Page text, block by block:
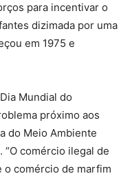
para incentivar o
dizimada por uma
em 1975 e
Mundial do
próximo aos
do Meio Ambiente
“O comércio ilegal de
o comércio de marfim